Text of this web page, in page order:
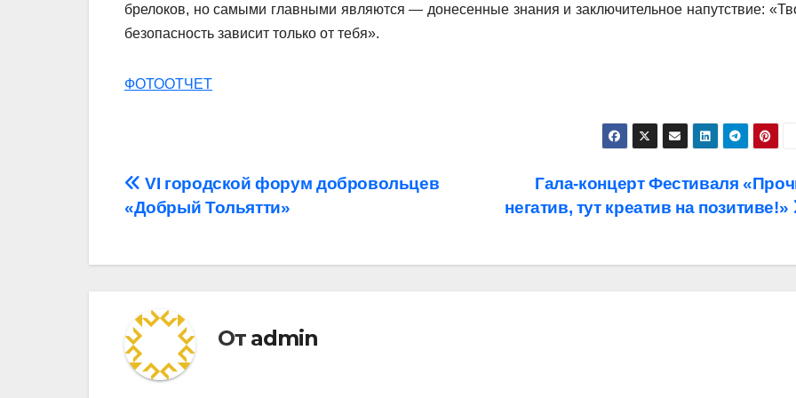
брелоков, но самыми главными являются — донесенные знания и заключительное напутствие:
безопасность зависит только от тебя».
ФОТООТЧЕТ
Навигация
по
записям
Гала-концерт Фестиваля
негатив, тут креатив на позитиве!»
VI городской форум добровольцев
«Добрый Тольятти»
От admin